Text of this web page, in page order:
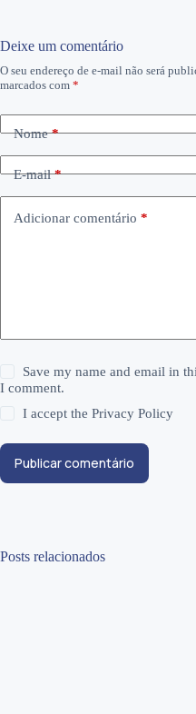
Deixe um comentário
O seu endereço de e-mail não será
marcados com *
Nome*
E-mail*
Adicionar comentário *
Save my name and email in
I comment.
I accept thePrivacy Policy
Publicar comentário
Posts relacionados